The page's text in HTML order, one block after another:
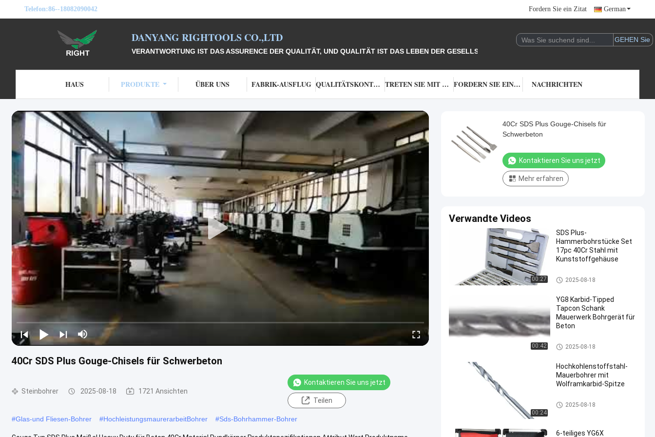
Telefon:86--18082090042 Fordern Sie ein Zitat German
DANYANG RIGHTOOLS CO.,LTD
VERANTWORTUNG IST DAS ASSURENCE DER QUALITÄT, UND QUALITÄT IST DAS LEBEN DER GESELLSCHAFT.
HAUS PRODUKTE ÜBER UNS FABRIK-AUSFLUG QUALITÄTSKONTROLLE TRETEN SIE MIT UNS IN VERBINDUNG FORDERN SIE EIN ZITAT NACHRICHTEN
40Cr SDS Plus Gouge-Chisels für Schwerbeton
Steinbohrer 2025-08-18 1721 Ansichten
Kontaktieren Sie uns jetzt
Teilen
#Glas-und Fliesen-Bohrer #HochleistungsmaurerarbeitBohrer #Sds-Bohrhammer-Bohrer
40Cr SDS Plus Gouge-Chisels für
Schwerbeton
Kontaktieren Sie uns jetzt
Mehr erfahren
Verwandte Videos
00:27
SDS Plus-
Hammerbohrstücke Set
17pc 40Cr Stahl mit
Kunststoffgehäuse
Steinbohrer
2025-08-18
00:42
YG8 Karbid-Tipped
Tapcon Schank
Mauerwerk Bohrgerät für
Beton
Steinbohrer
2025-08-18
00:24
Hochkohlenstoffstahl-
Mauerbohrer mit
Wolframkarbid-Spitze
Steinbohrer
2025-08-18
6-teiliges YG6X